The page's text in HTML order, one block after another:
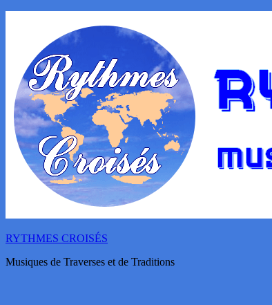
RYTHMES CROISÉS
Musiques de Traverses et de Traditions